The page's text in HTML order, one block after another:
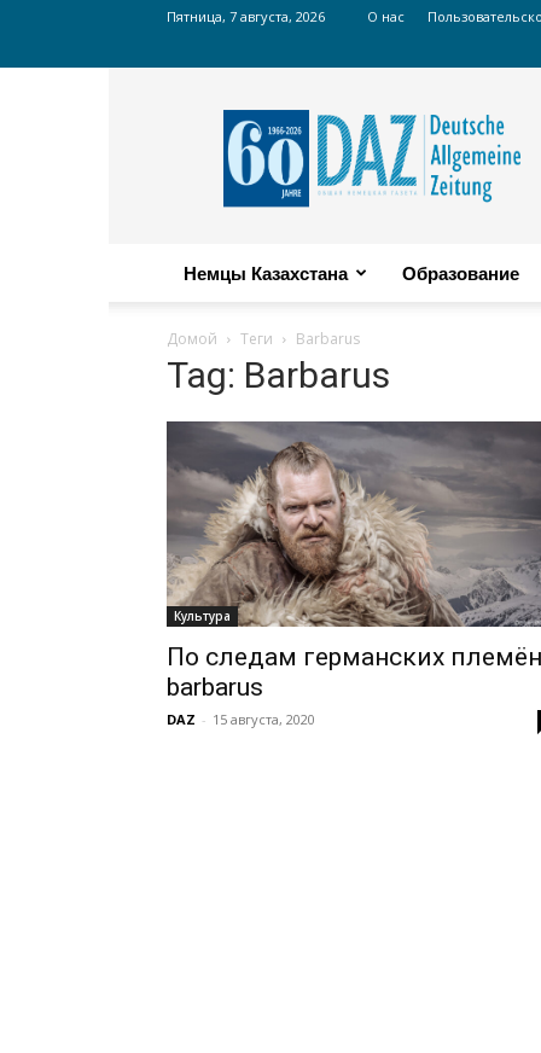
Пятница, 7 августа, 2026 О нас
Russian
DAZ
Немцы Казахстана Образование
Домой Теги Barbarus
Tag: Barbarus
Культура
По следам германских
barbarus
DAZ - 15 августа, 2020